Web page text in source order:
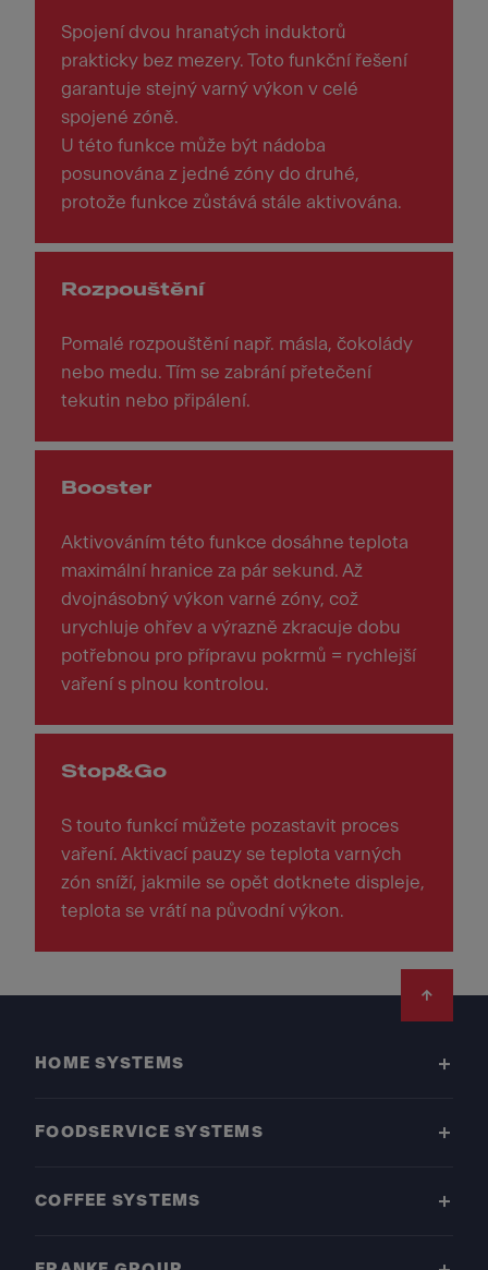
Spojení dvou hranatých induktorů
prakticky bez mezery. Toto funkční řešení
garantuje stejný varný výkon v celé
spojené zóně.
U této funkce může být nádoba
posunována z jedné zóny do druhé,
protože funkce zůstává stále aktivována.
Rozpouštění
Pomalé rozpouštění např. másla, čokolády
nebo medu. Tím se zabrání přetečení
tekutin nebo připálení.
Booster
Aktivováním této funkce dosáhne teplota
maximální hranice za pár sekund. Až
dvojnásobný výkon varné zóny, což
urychluje ohřev a výrazně zkracuje dobu
potřebnou pro přípravu pokrmů = rychlejší
vaření s plnou kontrolou.
Stop&Go
S touto funkcí můžete pozastavit proces
vaření. Aktivací pauzy se teplota varných
zón sníží, jakmile se opět dotknete displeje,
teplota se vrátí na původní výkon.
HOME SYSTEMS
FOODSERVICE SYSTEMS
COFFEE SYSTEMS